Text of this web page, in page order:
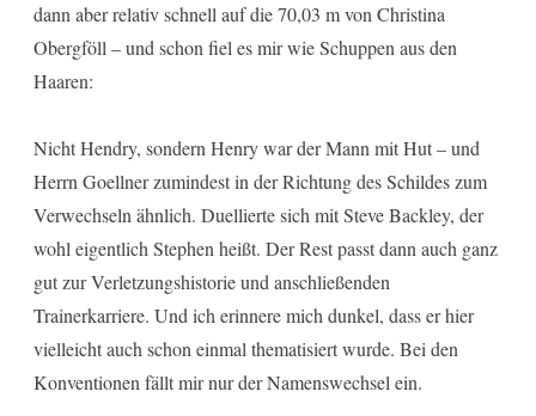
dann aber relativ schnell auf die 70,03 m von Christina
Obergföll – und schon fiel es mir wie Schuppen aus den
Haaren:
Nicht Hendry, sondern Henry war der Mann mit Hut – und
Herrn Goellner zumindest in der Richtung des Schildes zum
Verwechseln ähnlich. Duellierte sich mit Steve Backley, der
wohl eigentlich Stephen heißt. Der Rest passt dann auch ganz
gut zur Verletzungshistorie und anschließenden
Trainerkarriere. Und ich erinnere mich dunkel, dass er hier
vielleicht auch schon einmal thematisiert wurde. Bei den
Konventionen fällt mir nur der Namenswechsel ein.